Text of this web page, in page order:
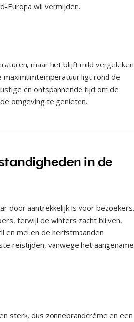
Europa wil vermijden.
maar het blijft mild vergeleken
ligt rond de
en ontspannende tijd om de
omgeving te genieten.
in de
door aantrekkelijk is voor bezoekers.
terwijl de winters zacht blijven,
en mei en de herfstmaanden
reistijden, vanwege het aangename
sterk, dus zonnebrandcrème en een